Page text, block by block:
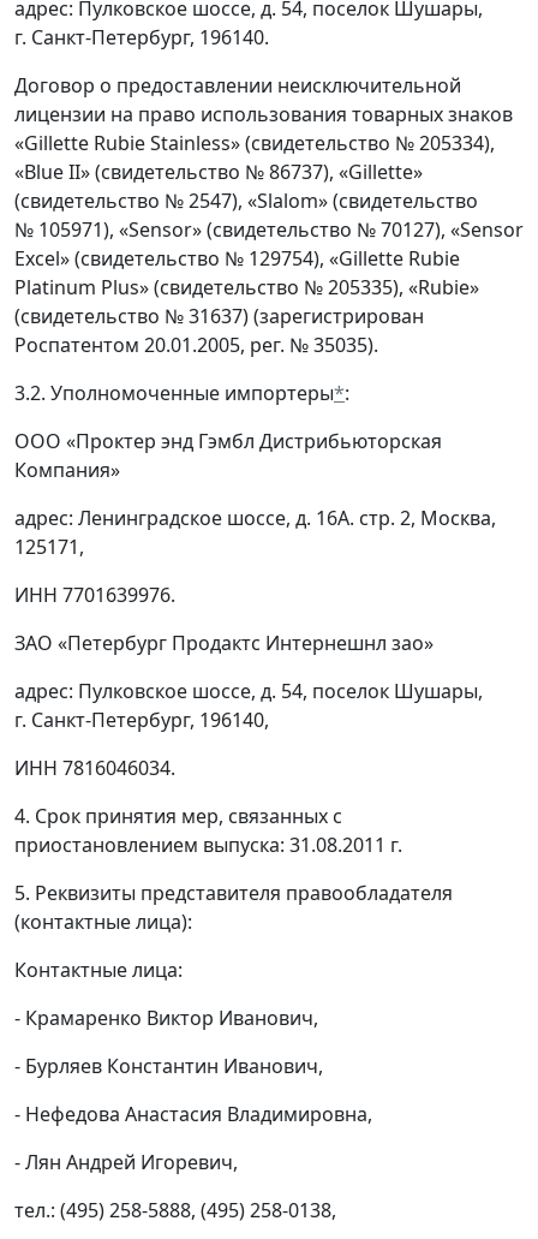
адрес: Пулковское шоссе, д. 54, поселок Шушары,
г. Санкт-Петербург, 196140.
Договор о предоставлении неисключительной
лицензии на право использования товарных знаков
«Gillette Rubie Stainless» (свидетельство № 205334),
«Blue II» (свидетельство № 86737), «Gillette»
(свидетельство № 2547), «Slalom» (свидетельство
№ 105971), «Sensor» (свидетельство № 70127), «Sensor
Excel» (свидетельство № 129754), «Gillette Rubie
Platinum Plus» (свидетельство № 205335), «Rubie»
(свидетельство № 31637) (зарегистрирован
Роспатентом 20.01.2005, рег. № 35035).
3.2. Уполномоченные импортеры*:
ООО «Проктер энд Гэмбл Дистрибьюторская
Компания»
адрес: Ленинградское шоссе, д. 16А. стр. 2, Москва,
125171,
ИНН 7701639976.
ЗАО «Петербург Продактс Интернешнл зао»
адрес: Пулковское шоссе, д. 54, поселок Шушары,
г. Санкт-Петербург, 196140,
ИНН 7816046034.
4. Срок принятия мер, связанных с
приостановлением выпуска: 31.08.2011 г.
5. Реквизиты представителя правообладателя
(контактные лица):
Контактные лица:
- Крамаренко Виктор Иванович,
- Бурляев Константин Иванович,
- Нефедова Анастасия Владимировна,
- Лян Андрей Игоревич,
тел.: (495) 258-5888, (495) 258-0138,